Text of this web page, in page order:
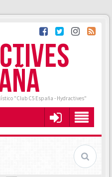
"Club C5 España - Hydractives"